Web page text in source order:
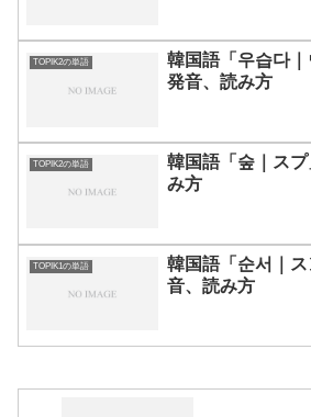
TOPIK2の単語
韓国語「우습다｜
発音、読み方
TOPIK2の単語
韓国語「숲｜ス
み方
TOPIK1の単語
韓国語「순서｜
音、読み方